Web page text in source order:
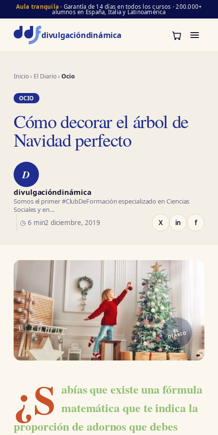
Aula tranquila · Garantía de 14 días en todos los cursos · 200.000+
alumnos en España, Italia y Latinoamérica
divulgacióndinámica
Inicio› El Diario›Ocio
OCIO
Cómo decorar el árbol de
Navidad perfecto
D
divulgacióndinámica
Somos el primer #ClubDeFormación especializado en Ciencias
Sociales y en…
◷ 6 min2 diciembre, 2019 X in f
EL
DIARIO
¿S abías que existe una fórmula
matemática que te indica la
proporción de adornos que debes